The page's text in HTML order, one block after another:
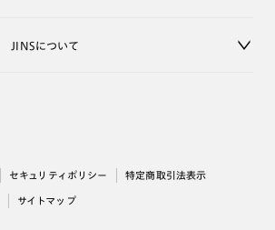
JINSについて
セキュリティポリシー 特定商取引法表示
サイトマップ